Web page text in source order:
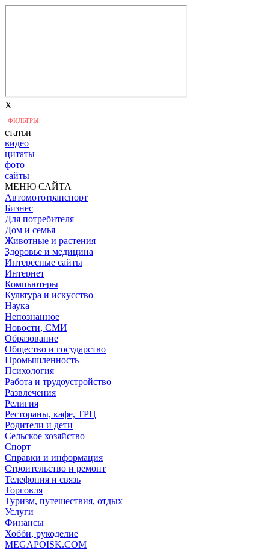
X
ФИЛЬТРЫ:
статьи
видео
цитаты
фото
сайты
МЕНЮ САЙТА
Автомототранспорт
Бизнес
Для потребителя
Дом и семья
Животные и растения
Здоровье и медицина
Интересные сайты
Интернет
Компьютеры
Культура и искусство
Наука
Непознанное
Новости, СМИ
Образование
Общество и государство
Промышленность
Психология
Работа и трудоустройство
Развлечения
Религия
Рестораны, кафе, ТРЦ
Родители и дети
Сельское хозяйство
Спорт
Справки и информация
Строительство и ремонт
Телефония и связь
Торговля
Туризм, путешествия, отдых
Услуги
Финансы
Хобби, рукоделие
MEGAPOISK.COM